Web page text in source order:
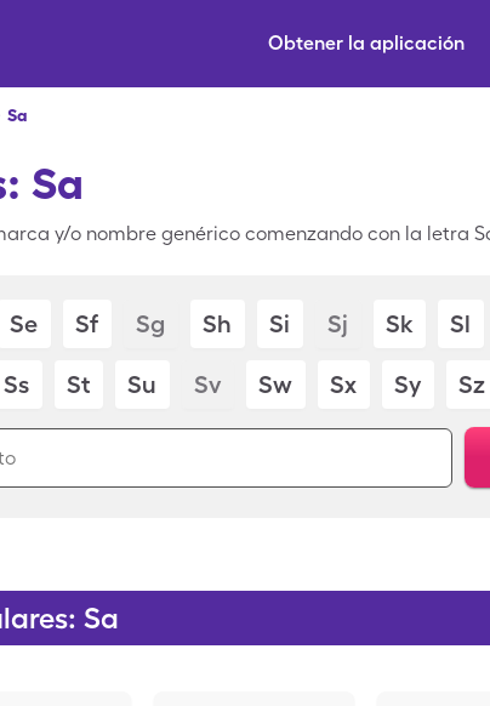
Obtener la aplicación
Sa
Sa
y/o nombre genérico comenzando con la letra
Se Sf Sg Sh Si Sj Sk Sl
Ss St Su Sv Sw Sx Sy Sz
Sa